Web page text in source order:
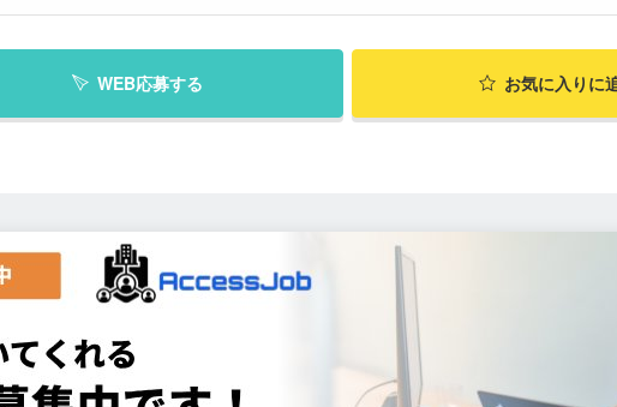
WEB応募する お気に入り に